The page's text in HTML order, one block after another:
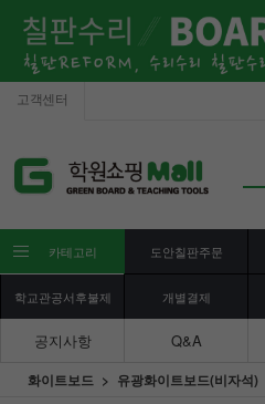
고객센터
카테고리 도안칠판주문
학교관공서후불제 개별결제
공지사항 Q&A
화이트보드 유광화이트보드(비자석)